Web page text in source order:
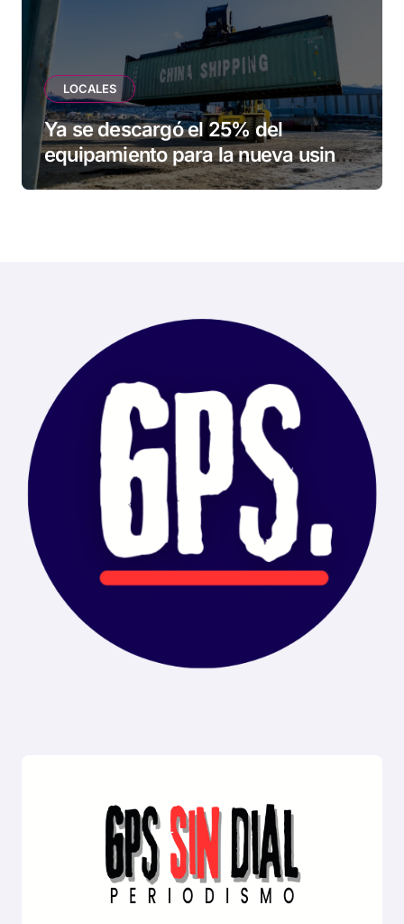
LOCALES
Ya se descargó el 25% del
equipamiento para la nueva usina
de Ushuaia